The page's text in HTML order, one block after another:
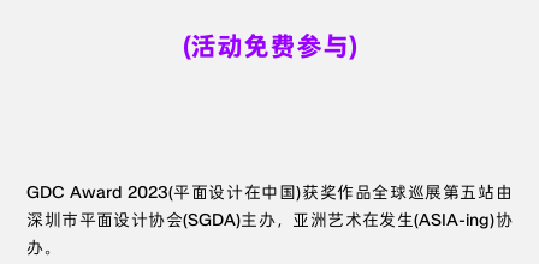
(活动免费参与)
GDC Award 2023(平面设计在中国)获奖作品全球巡展第五站由
深圳市平面设计协会(SGDA)主办，亚洲艺术在发生(ASIA-ing)协
办。